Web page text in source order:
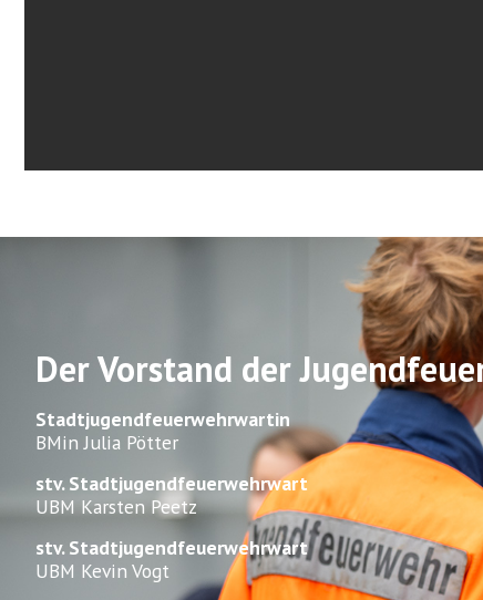
Der Vorstand der
Stadtjugendfeuerwehrwartin
BMin Julia Pötter
stv. Stadtjugendfeuerwehrwart
UBM Karsten Peetz
stv. Stadtjugendfeuerwehrwart
UBM Kevin Vogt